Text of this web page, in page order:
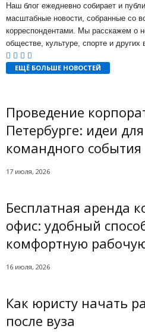
Наш блог ежедневно собирает и
масштабные новости, собранные со
корреспондентами. Мы расскажем о
обществе, культуре, спорте и других
ЕЩЁ БОЛЬШЕ НОВОСТЕЙ
Проведение
Петербурге: идеи
командного события
17 июля, 2026
Бесплатная аренда
офис: удобный
комфортную
16 июля, 2026
Как юристу начать
после вуза